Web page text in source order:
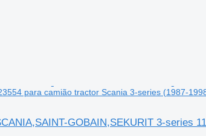
para camião tractor Scania 3-series (1987-
GOBAIN,SEKURIT 3-series